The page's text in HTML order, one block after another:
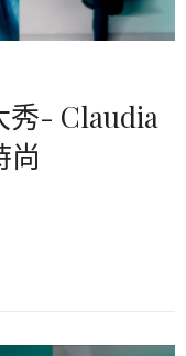
秀- Claudia
尚